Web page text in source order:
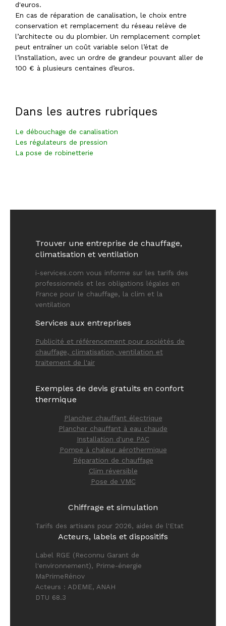
d'euros.
En cas de réparation de canalisation, le choix entre
conservation et remplacement du réseau relève de
l’architecte ou du plombier. Un remplacement complet
peut entraîner un coût variable selon l’état de
l’installation, avec un ordre de grandeur pouvant aller de
100 € à plusieurs centaines d’euros.
Dans les autres rubriques
Le débouchage de canalisation
Les régulateurs de pression
La pose de robinetterie
Trouver une entreprise de chauffage,
climatisation et ventilation
i-services.com vous informe sur les tarifs des
professionnels et les obligations légales en
France pour le chauffage, la clim et la
ventilation
Services aux entreprises
Publicité et référencement pour sociétés de
chauffage, climatisation, ventilation et
traitement de l'air
Exemples de devis gratuits en confort
thermique
Plancher chauffant électrique
Plancher chauffant à eau chaude
Installation d'une PAC
Pompe à chaleur aérothermique
Réparation de chauffage
Clim réversible
Pose de VMC
Chiffrage et simulation
Tarifs des artisans pour 2026, aides de l'Etat
Acteurs, labels et dispositifs
Label RGE (Reconnu Garant de
l'environnement), Prime-énergie
MaPrimeRénov
Acteurs : ADEME, ANAH
DTU 68.3